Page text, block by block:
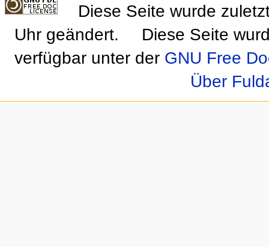
Diese Seite wurde
Uhr geändert.
Diese Seite
verfügbar unter der GNU Free
Über